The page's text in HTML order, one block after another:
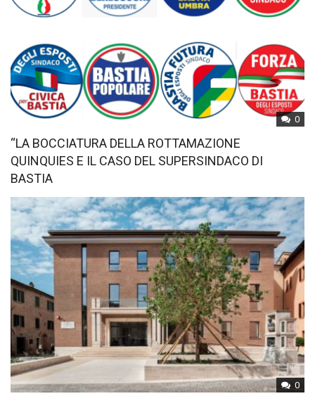
0
“LA BOCCIATURA DELLA ROTTAMAZIONE
QUINQUIES E IL CASO DEL SUPERSINDACO DI
BASTIA
0